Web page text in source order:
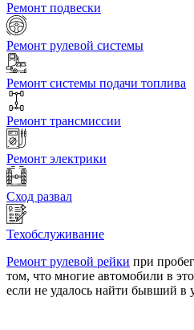
Ремонт подвески
Ремонт рулевой системы
Ремонт системы подачи топлива
Ремонт трансмиссии
Ремонт электрики
Сход развал
Техобслуживание
Ремонт рулевой рейки при
том, что многие автомобили в
если не удалось найти бывший в